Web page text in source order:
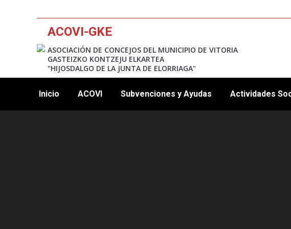
ACOVI-GKE
ASOCIACIÓN DE CONCEJOS DEL MUNICIPIO DE VITORIA
GASTEIZKO KONTZEJU ELKARTEA
"HIJOSDALGO DE LA JUNTA DE ELORRIAGA"
Inicio ACOVI Subvenciones y Ayudas Actividades